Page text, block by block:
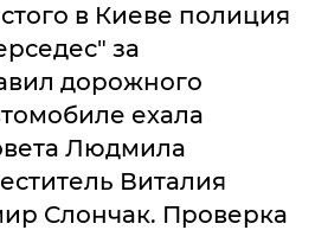
в Киеве полиция
за
дорожного
ехала
Людмила
Виталия
Слончак. Проверка